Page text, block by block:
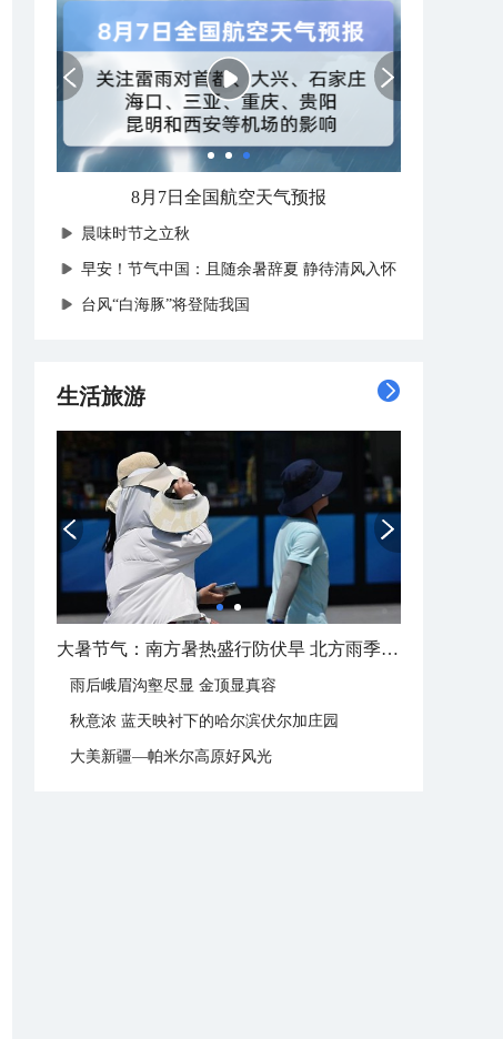
8月7日全国航空天气预报
晨味时节之立秋
早安！节气中国：且随余暑辞夏 静待清风入怀
台风“白海豚”将登陆我国
生活旅游
大暑节气：南方暑热盛行防伏旱 北方雨季陆续开启
雨后峨眉沟壑尽显 金顶显真容
秋意浓 蓝天映衬下的哈尔滨伏尔加庄园
大美新疆—帕米尔高原好风光